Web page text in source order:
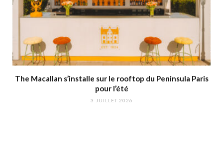
The Macallan s’installe sur le rooftop du Peninsula Paris
pour l’été
3 JUILLET 2026